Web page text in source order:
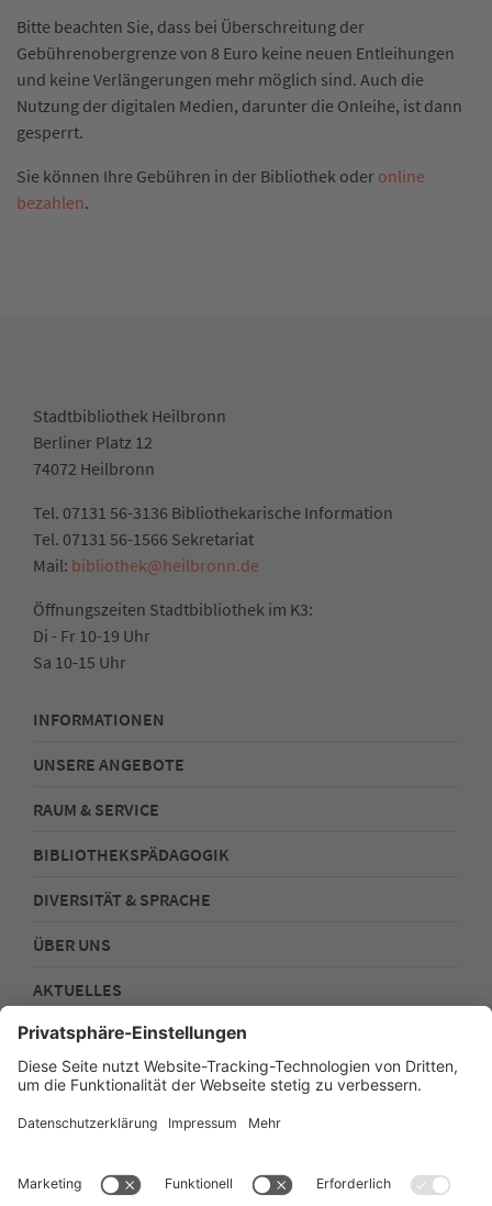
Bitte beachten Sie, dass bei Überschreitung der
Gebührenobergrenze von 8 Euro keine neuen Entleihungen
und keine Verlängerungen mehr möglich sind. Auch die
Nutzung der digitalen Medien, darunter die Onleihe, ist dann
gesperrt.
Sie können Ihre Gebühren in der Bibliothek oder online
bezahlen.
Stadtbibliothek Heilbronn
Berliner Platz 12
74072 Heilbronn
Tel. 07131 56-3136 Bibliothekarische Information
Tel. 07131 56-1566 Sekretariat
Mail: bibliothek@heilbronn.de
Öffnungszeiten Stadtbibliothek im K3:
Di - Fr 10-19 Uhr
Sa 10-15 Uhr
INFORMATIONEN
UNSERE ANGEBOTE
RAUM & SERVICE
BIBLIOTHEKSPÄDAGOGIK
DIVERSITÄT & SPRACHE
ÜBER UNS
AKTUELLES
FOLGEN SIE UNS!
Impressum
Datenschutz
Barrierefreiheit